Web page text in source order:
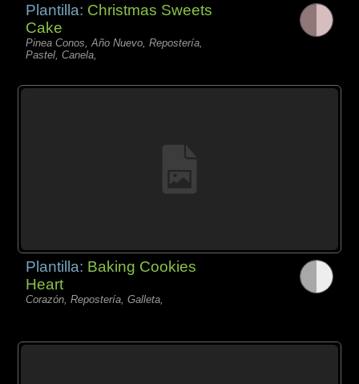
Plantilla: Christmas Sweets
Cake
Pinea Conos, Año Nuevo, Repostería,
Pastel, Canela,
Plantilla: Baking Cookies
Heart
Corazón, Repostería, Galleta,